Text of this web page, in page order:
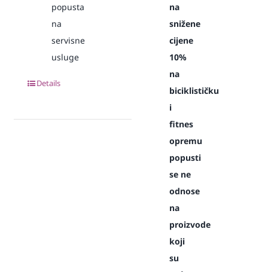
popusta
na
servisne
usluge
Details
na
snižene
cijene
10%
na
biciklističku
i
fitnes
opremu
popusti
se ne
odnose
na
proizvode
koji
su